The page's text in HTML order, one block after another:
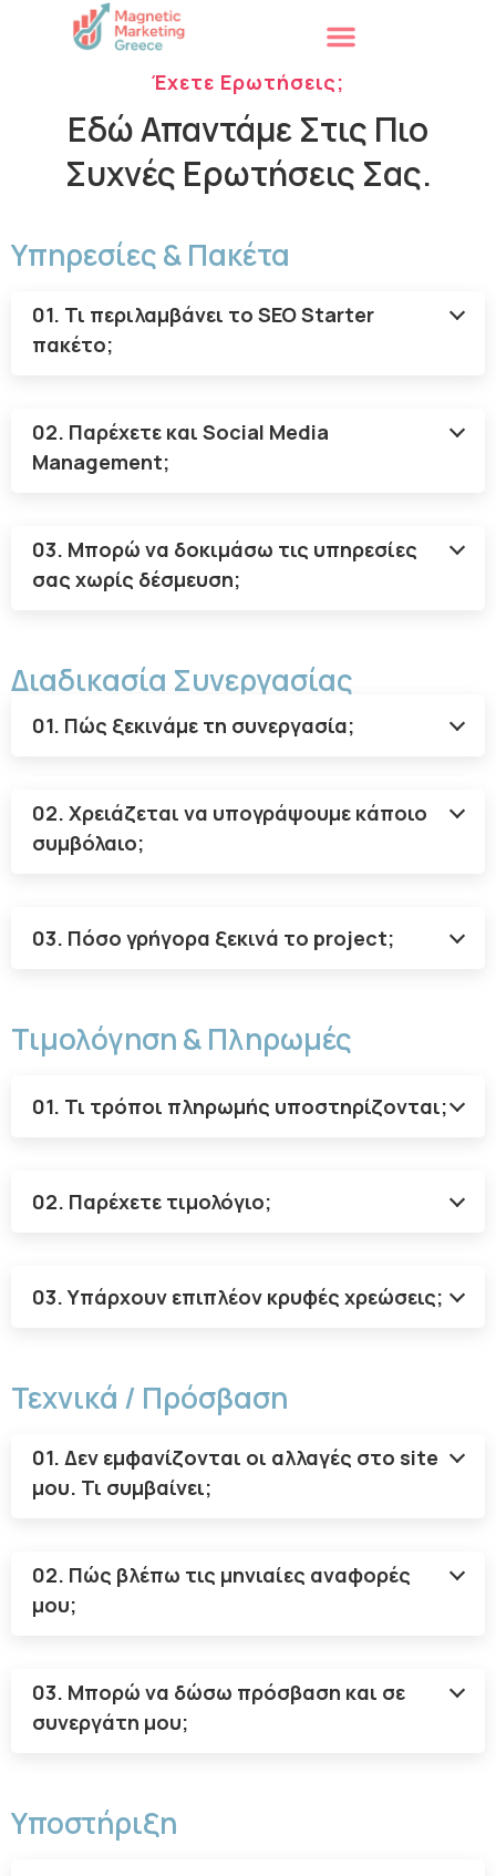
Έχετε Ερωτήσεις;
Εδώ Απαντάμε Στις Πιο
Συχνές Ερωτήσεις Σας.
Υπηρεσίες & Πακέτα
01. Τι περιλαμβάνει το SEO Starter
πακέτο;
02. Παρέχετε και Social Media
Management;
03. Μπορώ να δοκιμάσω τις υπηρεσίες
σας χωρίς δέσμευση;
Διαδικασία Συνεργασίας
01. Πώς ξεκινάμε τη συνεργασία;
02. Χρειάζεται να υπογράψουμε κάποιο
συμβόλαιο;
03. Πόσο γρήγορα ξεκινά το project;
Τιμολόγηση & Πληρωμές
01. Τι τρόποι πληρωμής υποστηρίζονται;
02. Παρέχετε τιμολόγιο;
03. Υπάρχουν επιπλέον κρυφές χρεώσεις;
Τεχνικά / Πρόσβαση
01. Δεν εμφανίζονται οι αλλαγές στο site
μου. Τι συμβαίνει;
02. Πώς βλέπω τις μηνιαίες αναφορές
μου;
03. Μπορώ να δώσω πρόσβαση και σε
συνεργάτη μου;
Υποστήριξη